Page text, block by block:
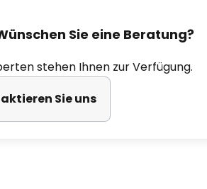
Sie eine Beratung?
stehen Ihnen zur Verfügung.
Sie uns